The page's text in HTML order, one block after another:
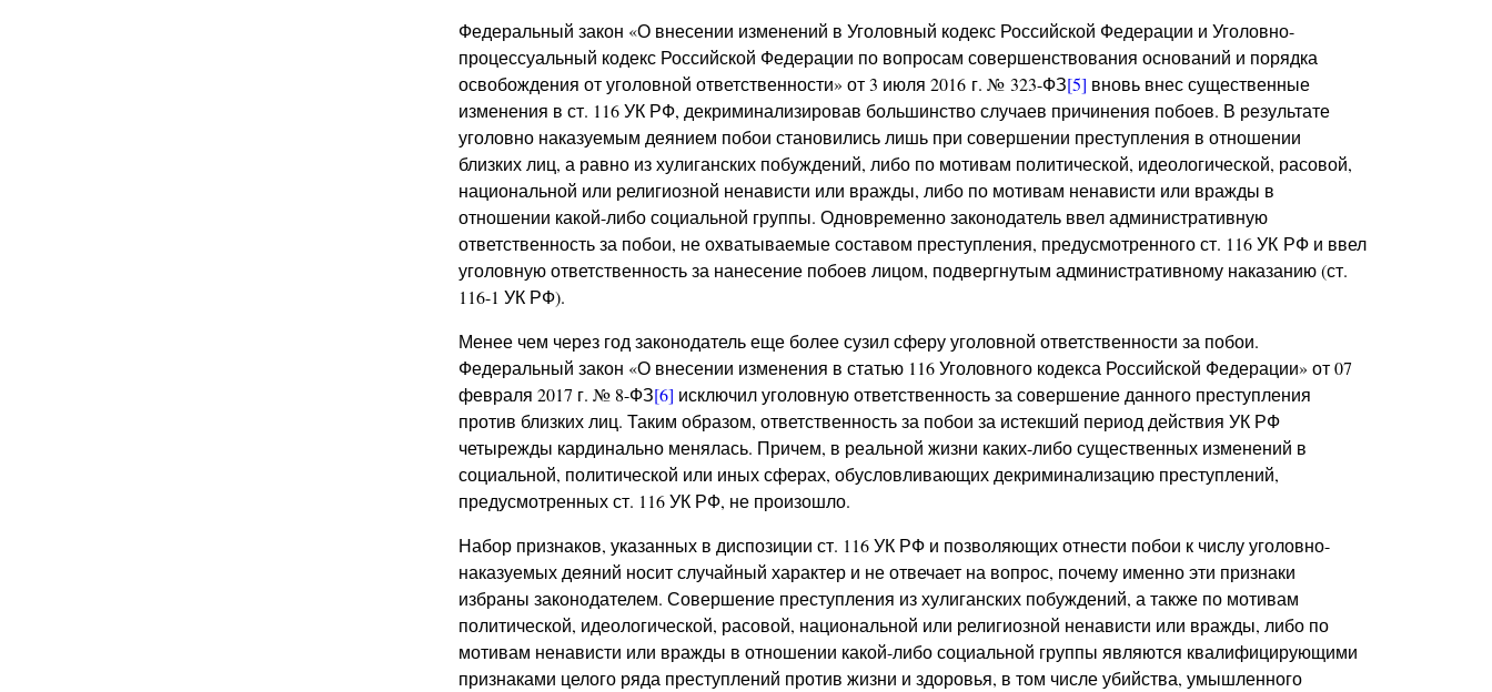
Федеральный закон «О внесении изменений в Уголовный кодекс Российской Федерации и Уголовно-
процессуальный кодекс Российской Федерации по вопросам совершенствования оснований и порядка
освобождения от уголовной ответственности» от 3 июля 2016 г. № 323-ФЗ[5] вновь внес существенные
изменения в ст. 116 УК РФ, декриминализировав большинство случаев причинения побоев. В результате
уголовно наказуемым деянием побои становились лишь при совершении преступления в отношении
близких лиц, а равно из хулиганских побуждений, либо по мотивам политической, идеологической, расовой,
национальной или религиозной ненависти или вражды, либо по мотивам ненависти или вражды в
отношении какой-либо социальной группы. Одновременно законодатель ввел административную
ответственность за побои, не охватываемые составом преступления, предусмотренного ст. 116 УК РФ и ввел
уголовную ответственность за нанесение побоев лицом, подвергнутым административному наказанию (ст.
116-1 УК РФ).
Менее чем через год законодатель еще более сузил сферу уголовной ответственности за побои.
Федеральный закон «О внесении изменения в статью 116 Уголовного кодекса Российской Федерации» от 07
февраля 2017 г. № 8-ФЗ[6] исключил уголовную ответственность за совершение данного преступления
против близких лиц. Таким образом, ответственность за побои за истекший период действия УК РФ
четырежды кардинально менялась. Причем, в реальной жизни каких-либо существенных изменений в
социальной, политической или иных сферах, обусловливающих декриминализацию преступлений,
предусмотренных ст. 116 УК РФ, не произошло.
Набор признаков, указанных в диспозиции ст. 116 УК РФ и позволяющих отнести побои к числу уголовно-
наказуемых деяний носит случайный характер и не отвечает на вопрос, почему именно эти признаки
избраны законодателем. Совершение преступления из хулиганских побуждений, а также по мотивам
политической, идеологической, расовой, национальной или религиозной ненависти или вражды, либо по
мотивам ненависти или вражды в отношении какой-либо социальной группы являются квалифицирующими
признаками целого ряда преступлений против жизни и здоровья, в том числе убийства, умышленного